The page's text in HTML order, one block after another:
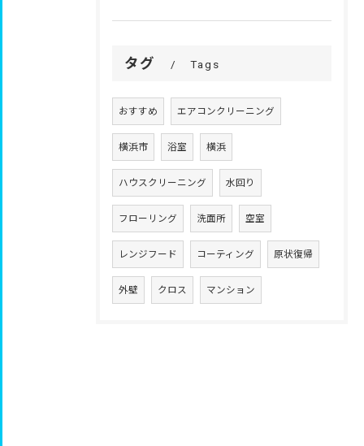
タグ Tags
おすすめ エアコンクリーニング
横浜市 浴室 横浜
ハウスクリーニング 水回り
フローリング 洗面所 空室
レンジフード コーティング 原状復帰
外壁 クロス マンション